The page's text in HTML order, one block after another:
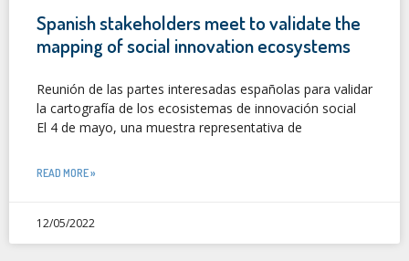
Spanish stakeholders meet to validate the
mapping of social innovation ecosystems
Reunión de las partes interesadas españolas para validar
la cartografía de los ecosistemas de innovación social
El 4 de mayo, una muestra representativa de
READ MORE »
12/05/2022